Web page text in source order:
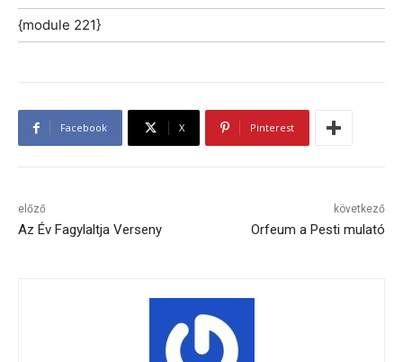
{module 221}
Facebook X Pinterest
előző
Az Év Fagylaltja Verseny
következő
Orfeum a Pesti mulató